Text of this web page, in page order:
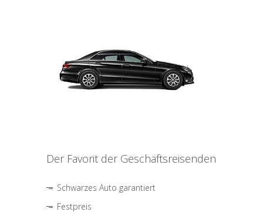
Der Favorit der Geschäftsreisenden
Schwarzes Auto garantiert
Festpreis